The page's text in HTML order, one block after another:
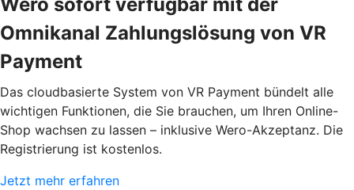
Wero sofort verfügbar mit der
Omnikanal Zahlungslösung von VR
Payment
Das cloudbasierte System von VR Payment bündelt alle
wichtigen Funktionen, die Sie brauchen, um Ihren Online-
Shop wachsen zu lassen – inklusive Wero-Akzeptanz. Die
Registrierung ist kostenlos.
Jetzt mehr erfahren